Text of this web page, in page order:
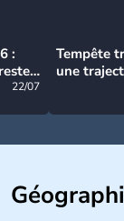
:
22/07
Tempête
une